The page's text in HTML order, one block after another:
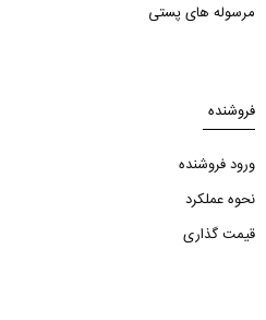
مرسوله های پستی
فروشنده
ورود فروشنده
نحوه عملکرد
قیمت گذاری